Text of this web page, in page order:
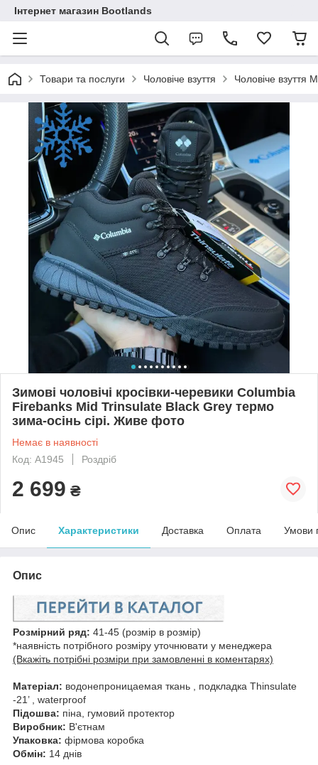
Інтернет магазин Bootlands
Товари та послуги Чоловіче взуття Чоловіче взуття
Зимові чоловічі кросівки-черевики Columbia
Firebanks Mid Trinsulate Black Grey термо
зима-осінь сірі. Живе фото
Немає в наявності
Код: А1945
Роздріб
2 699 ₴
Опис Характеристики Доставка Оплата Умови
Опис
Розмірний ряд: 41-45 (розмір в розмір)
*наявність потрібного розміру уточнювати у менеджера
(Вкажіть потрібні розміри при замовленні в коментарях)
Матеріал: водонепроницаемая ткань , подкладка Thinsulate
-21’ , waterproof
Підошва: піна, гумовий протектор
Виробник: В'єтнам
Упаковка: фірмова коробка
Обмін: 14 днів